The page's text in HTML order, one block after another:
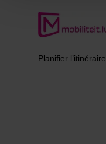
Planifier l’itinéraire